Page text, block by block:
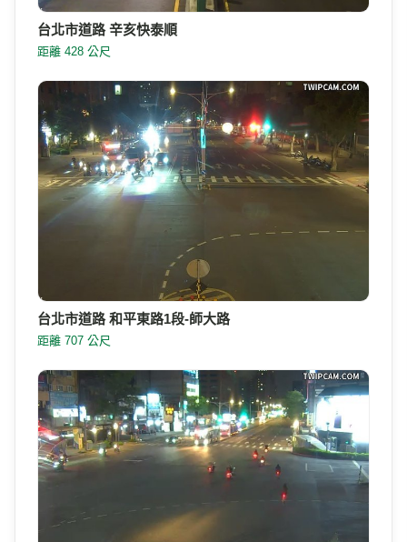
台北市道路 辛亥快泰順
距離 428 公尺
台北市道路 和平東路1段-師大路
距離 707 公尺